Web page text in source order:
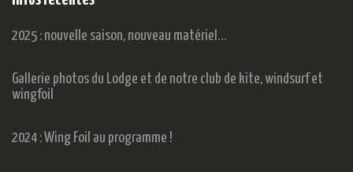
2025 : nouvelle saison, nouveau matériel…
Gallerie photos du Lodge et de notre club de kite, windsurf et
wingfoil
2024 : Wing Foil au programme !